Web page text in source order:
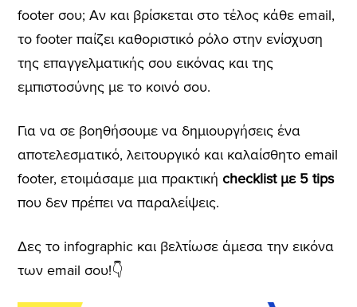
footer σου; Αν και βρίσκεται στο τέλος κάθε email,
το footer παίζει καθοριστικό ρόλο στην ενίσχυση
της επαγγελματικής σου εικόνας και της
εμπιστοσύνης με το κοινό σου.
Για να σε βοηθήσουμε να δημιουργήσεις ένα
αποτελεσματικό, λειτουργικό και καλαίσθητο email
footer, ετοιμάσαμε μια πρακτική checklist με 5 tips
που δεν πρέπει να παραλείψεις.
Δες το infographic και βελτίωσε άμεσα την εικόνα
των email σου!👇